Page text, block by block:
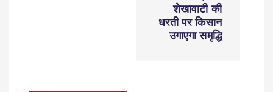
शेखावाटी की
धरती पर किसान
उगाएगा समृद्धि